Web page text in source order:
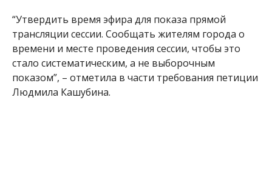
“Утвердить время эфира для показа прямой
трансляции сессии. Сообщать жителям города о
времени и месте проведения сессии, чтобы это
стало систематическим, а не выборочным
показом”, – отметила в части требования петиции
Людмила Кашубина.